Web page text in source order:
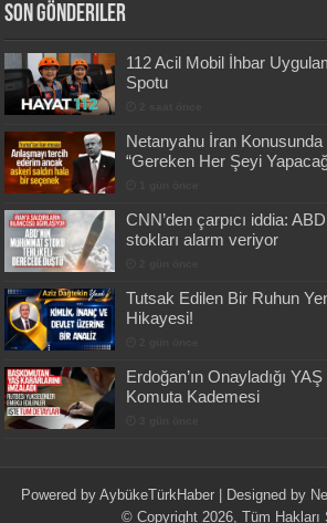
Son Gönderiler
112 Acil Mobil İhbar
Spotu
Netanyahu İran
“Gereken Her Şeyi
CNN’den çarpıcı iddia:
stokları alarm veriyor
Tutsak Edilen Bir Ruhun
Hikayesi!
Erdoğan’ın Onayladığı
Komuta Kademesi
Powered by AybükeTürkHaber | Designed by
© Copyright 2026, Tüm Hakları